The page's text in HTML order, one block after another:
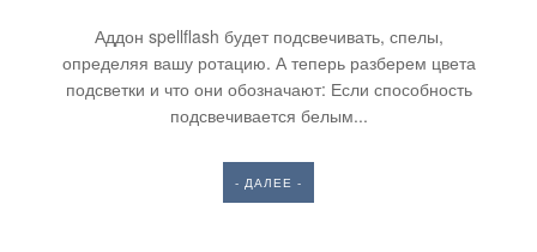
Аддон spellflash будет подсвечивать, спелы,
определяя вашу ротацию. А теперь разберем цвета
подсветки и что они обозначают: Если способность
подсвечивается белым...
- ДАЛЕЕ -